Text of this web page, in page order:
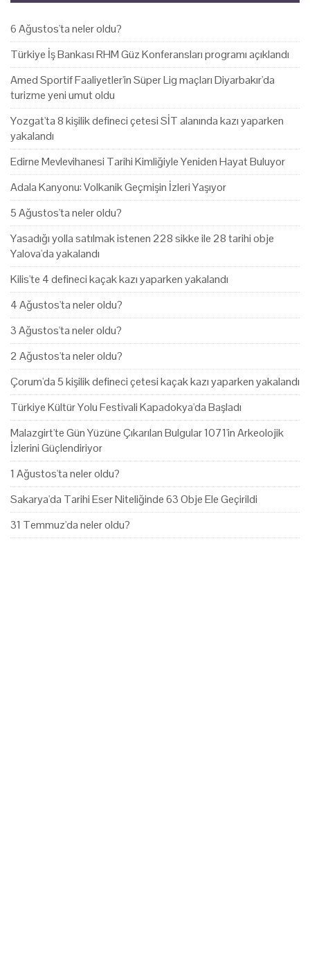
6 Ağustos'ta neler oldu?
Türkiye İş Bankası RHM Güz Konferansları programı açıklandı
Amed Sportif Faaliyetler'in Süper Lig maçları Diyarbakır'da
turizme yeni umut oldu
Yozgat'ta 8 kişilik defineci çetesi SİT alanında kazı yaparken
yakalandı
Edirne Mevlevihanesi Tarihi Kimliğiyle Yeniden Hayat Buluyor
Adala Kanyonu: Volkanik Geçmişin İzleri Yaşıyor
5 Ağustos'ta neler oldu?
Yasadığı yolla satılmak istenen 228 sikke ile 28 tarihi obje
Yalova'da yakalandı
Kilis'te 4 defineci kaçak kazı yaparken yakalandı
4 Ağustos'ta neler oldu?
3 Ağustos'ta neler oldu?
2 Ağustos'ta neler oldu?
Çorum'da 5 kişilik defineci çetesi kaçak kazı yaparken yakalandı
Türkiye Kültür Yolu Festivali Kapadokya'da Başladı
Malazgirt'te Gün Yüzüne Çıkarılan Bulgular 1071'in Arkeolojik
İzlerini Güçlendiriyor
1 Ağustos'ta neler oldu?
Sakarya'da Tarihi Eser Niteliğinde 63 Obje Ele Geçirildi
31 Temmuz'da neler oldu?